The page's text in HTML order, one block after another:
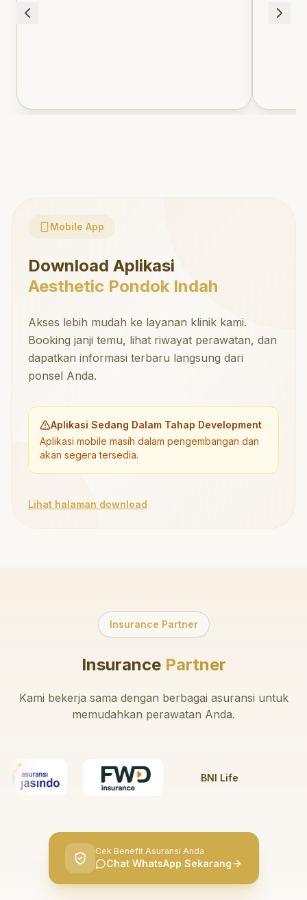
Mobile App
Download Aplikasi
Aesthetic Pondok Indah
Akses lebih mudah ke layanan klinik kami.
Booking janji temu, lihat riwayat perawatan, dan
dapatkan informasi terbaru langsung dari
ponsel Anda.
Aplikasi Sedang Dalam Tahap Development
Aplikasi mobile masih dalam pengembangan dan
akan segera tersedia.
Lihat halaman download
Insurance Partner
InsurancePartner
Kami bekerja sama dengan berbagai asuransi untuk
memudahkan perawatan Anda.
BNI Life
Cek Benefit Asuransi Anda
Chat WhatsApp Sekarang